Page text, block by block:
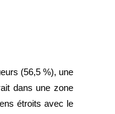
(56,5 %), une
dans une zone
étroits avec le